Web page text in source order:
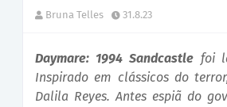
Bruna Telles 31.8.23
Daymare: 1994 Sandcastle foi
Inspirado em clássicos do
Dalila Reyes. Antes espiã do